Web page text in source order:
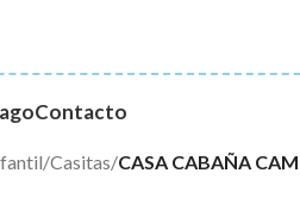
Contacto
/Casitas/CASA CABAÑA